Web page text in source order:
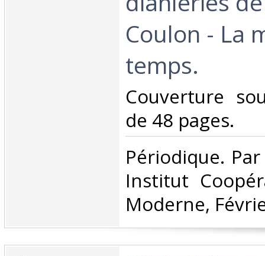
Coulon - La
temps.‎
‎Couverture
de 48 pages.‎
‎Périodique.
Institut
Moderne,